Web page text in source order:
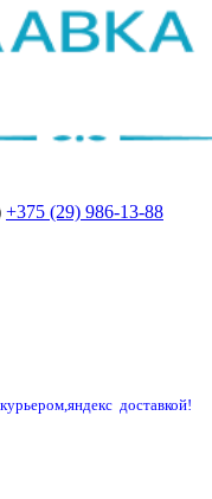
+375 (29) 986-13-88
курьером,яндекс доставкой!